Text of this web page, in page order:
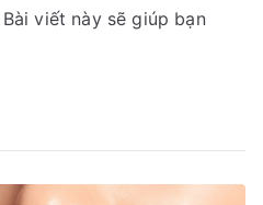
viết này sẽ giúp bạn